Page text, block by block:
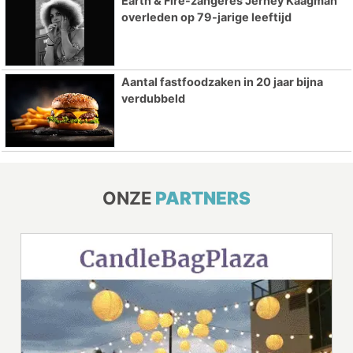
overleden op 79-jarige leeftijd
Aantal fastfoodzaken in 20 jaar bijna
verdubbeld
ONZE PARTNERS